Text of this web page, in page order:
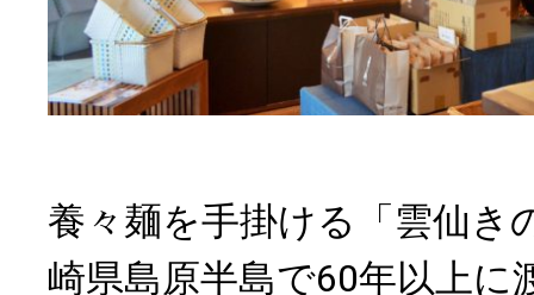
養々麺を手掛ける「雲仙き
崎県島原半島で60年以上に